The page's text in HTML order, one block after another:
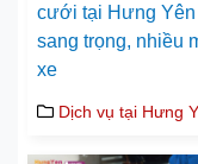
cưới tại Hưng Yên
sang trọng, nhiều
xe
Dịch vụ tại Hưng